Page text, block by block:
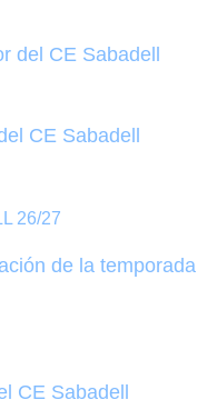
del CE Sabadell
CE Sabadell
de la temporada
CE Sabadell